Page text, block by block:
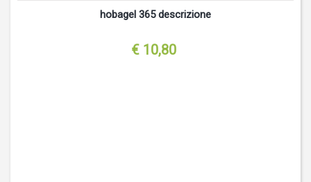
hobagel 365 descrizione
€ 10,80